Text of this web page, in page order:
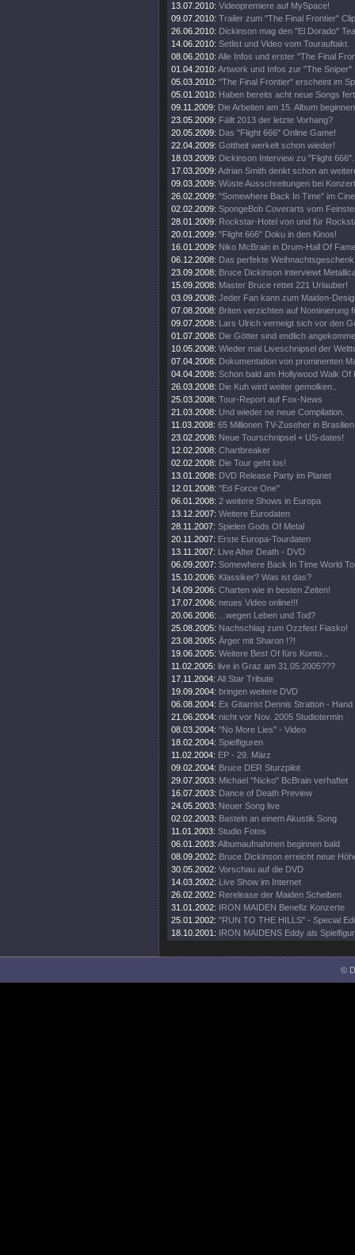
13.07.2010: Videopremiere auf MySpace!
09.07.2010: Trailer zum "The Final Frontier"
26.06.2010: Dickinson mag den "El Dorado"
14.06.2010: Setlist und Video vom Tourauftakt.
08.06.2010: Alle Infos und erster "The Final
01.04.2010: Artwork und Infos zur "The Sniper"
05.03.2010: "The Final Frontier" erscheint im
05.01.2010: Haben bereits acht neue Songs
09.11.2009: Die Arbeiten am 15. Album
23.05.2009: Fällt 2013 der letzte Vorhang?
20.05.2009: Das "Flight 666" Online Game!
22.04.2009: Gottheit werkelt schon wieder!
18.03.2009: Dickinson Interview zu "Flight 666".
17.03.2009: Adrian Smith denkt schon an
09.03.2009: Wüste Ausschreitungen bei
26.02.2009: "Somewhere Back In Time" im
02.02.2009: SpongeBob Coverarts vom
28.01.2009: Rockstar-Hotel von und für
20.01.2009: "Flight 666" Doku in den Kinos!
16.01.2009: Niko McBrain in Drum-Hall Of
06.12.2008: Das perfekte
23.09.2008: Bruce Dickinson interviewt
15.09.2008: Master Bruce rettet 221 Urlauber!
03.09.2008: Jeder Fan kann zum Maiden-
07.08.2008: Briten verzichten auf Nominierung
09.07.2008: Lars Ulrich verneigt sich vor den
01.07.2008: Die Götter sind endlich
10.05.2008: Wieder mal Liveschnipsel der
07.04.2008: Dokumentation von prominenten
04.04.2008: Schon bald am Hollywood Walk Of
26.03.2008: Die Kuh wird weiter gemolken..
25.03.2008: Tour-Report auf Fox-News
21.03.2008: Und wieder ne neue Compilation.
11.03.2008: 65 Millionen TV-Zuseher in
23.02.2008: Neue Tourschnipsel + US-dates!
12.02.2008: Chartbreaker
02.02.2008: Die Tour geht los!
13.01.2008: DVD Release Party im Planet
12.01.2008: "Ed Force One"
06.01.2008: 2 weitere Shows in Europa
13.12.2007: Weitere Eurodaten
28.11.2007: Spielen Gods Of Metal
20.11.2007: Erste Europa-Tourdaten
13.11.2007: Live After Death - DVD
06.09.2007: Somewhere Back In Time World
15.10.2006: Klassiker? Was ist das?
14.09.2006: Charten wie in besten Zeiten!
17.07.2006: neues Video online!!!
20.06.2006:
...wegen Leben und Tod?
25.08.2005: Nachschlag zum Ozzfest Fiasko!
23.08.2005: Ärger mit Sharon !?!
19.06.2005: Weitere Best Of fürs Konto...
11.02.2005: live in Graz am 31.05.2005???
17.11.2004: All Star Tribute
19.09.2004: bringen weitere DVD
06.08.2004: Ex Gitarrist Dennis Stratton -
21.06.2004: nicht vor Nov. 2005 Studiotermin
08.03.2004: "No More Lies" - Video
18.02.2004: Spielfiguren
11.02.2004: EP - 29. März
09.02.2004: Bruce DER Sturzpilot
29.07.2003: Michael "Nicko" BcBrain verhaftet
16.07.2003: Dance of Death Preview
24.05.2003: Neuer Song live
02.02.2003: Basteln an einem Akustik Song
11.01.2003: Studio Fotos
06.01.2003: Albumaufnahmen beginnen bald
08.09.2002: Bruce Dickinson erreicht neue
30.05.2002: Vorschau auf die DVD
14.03.2002: Live Show im Internet
26.02.2002: Rerelease der Maiden Scheiben
31.01.2002: IRON MAIDEN Benefiz Konzerte
25.01.2002: "RUN TO THE HILLS" - Special
18.10.2001: IRON MAIDENS Eddy als Spielfigur
©